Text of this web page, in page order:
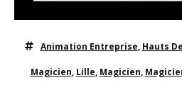
Animation Entreprise, Hauts
Magicien, Lille, Magicien,